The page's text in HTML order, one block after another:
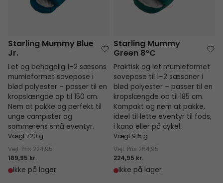
Starling Mummy Blue
Jr.
Let og behagelig 1–2 sæsons
mumieformet sovepose i
blød polyester – passer til en
kropslængde op til 150 cm.
Nem at pakke og perfekt til
unge campister og
sommerens små eventyr.
Vægt 720 g
Vejl. Pris 224,95
189,95 kr.
Ikke på lager
Starling Mummy
Green 8°C
Praktisk og let mumieformet
sovepose til 1–2 sæsoner i
blød polyester – passer til en
kropslængde op til 185 cm.
Kompakt og nem at pakke,
ideel til lette eventyr til fods,
i kano eller på cykel.
Vægt 915 g
Vejl. Pris 264,95
224,95 kr.
Ikke på lager